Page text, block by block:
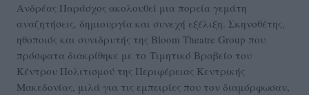
Ανδρέας Παράσχος ακολουθεί μια πορεία γεμάτη
αναζητήσεις, δημιουργία και συνεχή εξέλιξη. Σκηνοθέτης,
ηθοποιός και συνιδρυτής της Bloom Theatre Group που
πρόσφατα διακρίθηκε με το Τιμητικό Βραβείο του
Κέντρου Πολιτισμού της Περιφέρειας Κεντρικής
Μακεδονίας, μιλά για τις εμπειρίες που τον διαμόρφωσαν,